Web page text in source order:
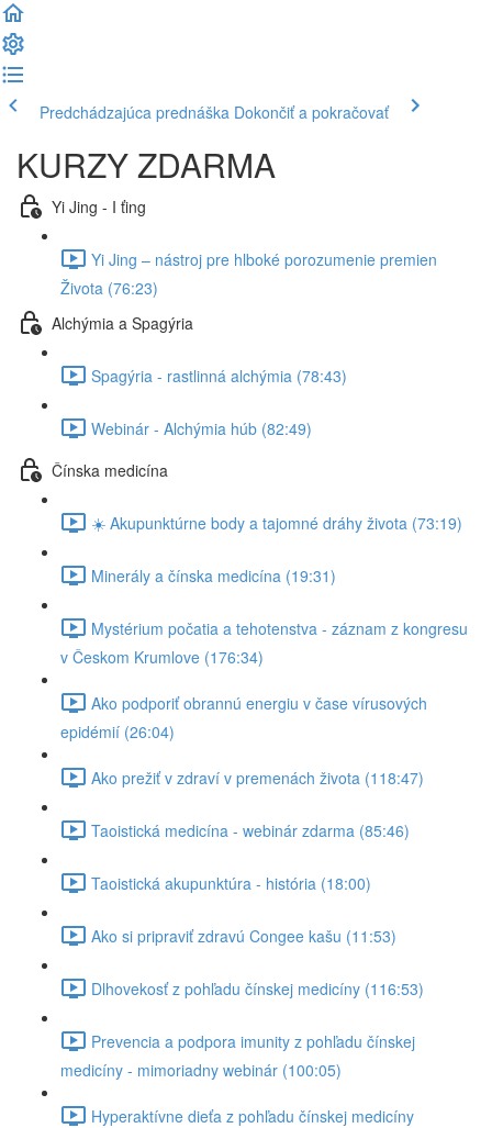
Predchádzajúca prednáška Dokončiť a pokračovať
KURZY ZDARMA
Yi Jing - I ťing
Yi Jing – nástroj pre hlboké porozumenie premien
Života (76:23)
Alchýmia a Spagýria
Spagýria - rastlinná alchýmia (78:43)
Webinár - Alchýmia húb (82:49)
Čínska medicína
☀️ Akupunktúrne body a tajomné dráhy života (73:19)
Minerály a čínska medicína (19:31)
Mystérium počatia a tehotenstva - záznam z kongresu
v Českom Krumlove (176:34)
Ako podporiť obrannú energiu v čase vírusových
epidémií (26:04)
Ako prežiť v zdraví v premenách života (118:47)
Taoistická medicína - webinár zdarma (85:46)
Taoistická akupunktúra - história (18:00)
Ako si pripraviť zdravú Congee kašu (11:53)
Dlhovekosť z pohľadu čínskej medicíny (116:53)
Prevencia a podpora imunity z pohľadu čínskej
medicíny - mimoriadny webinár (100:05)
Hyperaktívne dieťa z pohľadu čínskej medicíny